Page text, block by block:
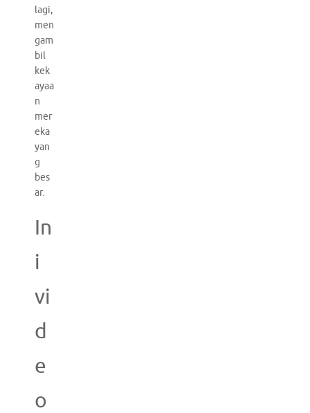
lagi,
men
gam
bil
kek
ayaa
n
mer
eka
yan
g
bes
ar.
In
i
vi
d
e
o